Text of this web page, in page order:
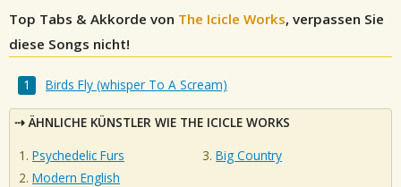
Top Tabs & Akkorde von The Icicle Works, verpassen Sie
diese Songs nicht!
Birds Fly (whisper To A Scream)
ÄHNLICHE KÜNSTLER WIE THE ICICLE WORKS
Psychedelic Furs
Modern English
Big Country